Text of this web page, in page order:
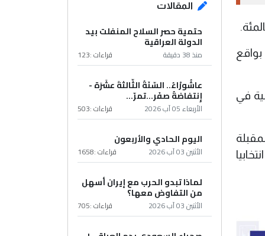
نسبة بواقع
في
الدورة المقبلة
تحالفا وائتلافا انتخابيا
المقالات
حتمية حصر السلاح المنفلت بيد
الدولة العراقية
منذ 38 دقيقة قراءات :123
عاشُورْاءُ.. السّنَةُ الثّالثةَ عشَرَة -
إِنتفاضةُ صفَر…تمرّ...
الأربعاء 05 آب 2026 قراءات :503
اليوم الحادي والأربعون
الأثنين 03 آب 2026 قراءات :1658
لماذا تبدو الحرب مع إيران أسهل
من التفاوض معها؟
الأثنين 03 آب 2026 قراءات :705